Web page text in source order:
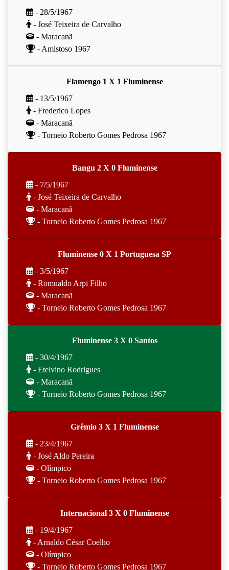
- 28/5/1967
- José Teixeira de Carvalho
- Maracanã
- Amistoso 1967
Flamengo 1 X 1 Fluminense
- 13/5/1967
- Frederico Lopes
- Maracanã
- Torneio Roberto Gomes Pedrosa 1967
Bangu 2 X 0 Fluminense
- 7/5/1967
- José Teixeira de Carvalho
- Maracanã
- Torneio Roberto Gomes Pedrosa 1967
Fluminense 0 X 1 Portuguesa SP
- 3/5/1967
- Romualdo Arpi Filho
- Maracanã
- Torneio Roberto Gomes Pedrosa 1967
Fluminense 3 X 0 Santos
- 30/4/1967
- Etelvino Rodrigues
- Maracanã
- Torneio Roberto Gomes Pedrosa 1967
Grêmio 3 X 1 Fluminense
- 23/4/1967
- José Aldo Pereira
- Olímpico
- Torneio Roberto Gomes Pedrosa 1967
Internacional 3 X 0 Fluminense
- 19/4/1967
- Arnaldo César Coelho
- Olímpico
- Torneio Roberto Gomes Pedrosa 1967